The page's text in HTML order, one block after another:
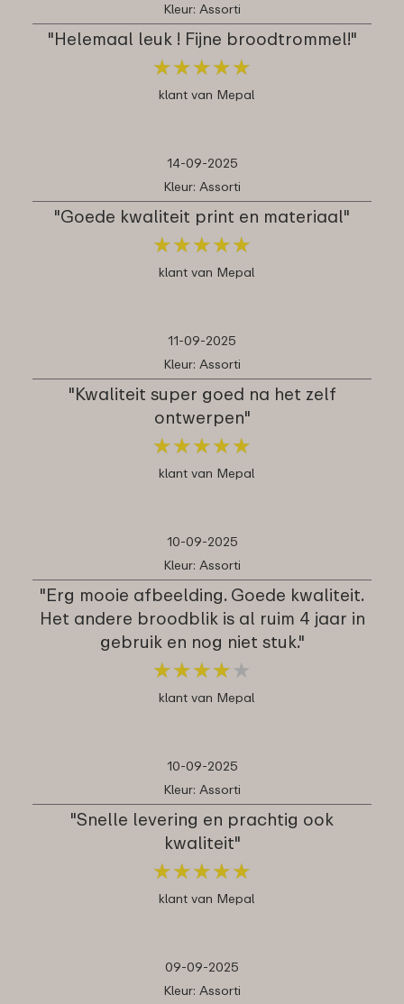
Kleur: Assorti
"Helemaal leuk ! Fijne broodtrommel!"
★★★★★
★★★★★
klant van Mepal
14-09-2025
Kleur: Assorti
"Goede kwaliteit print en materiaal"
★★★★★
★★★★★
klant van Mepal
11-09-2025
Kleur: Assorti
"Kwaliteit super goed na het zelf
ontwerpen"
★★★★★
★★★★★
klant van Mepal
10-09-2025
Kleur: Assorti
"Erg mooie afbeelding. Goede kwaliteit.
Het andere broodblik is al ruim 4 jaar in
gebruik en nog niet stuk."
★★★★ ★
★★★★ ★
klant van Mepal
10-09-2025
Kleur: Assorti
"Snelle levering en prachtig ook
kwaliteit"
★★★★★
★★★★★
klant van Mepal
09-09-2025
Kleur: Assorti